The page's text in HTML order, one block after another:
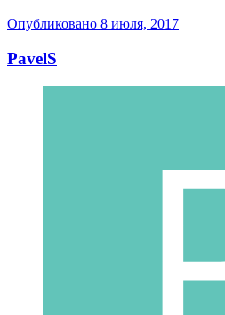
Опубликовано 8 июля, 2017
PavelS